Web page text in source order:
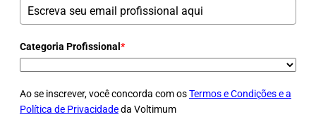
Categoria Profissional *
Ao se inscrever, você concorda com osTermos e Condições e a
Política de Privacidadeda Voltimum